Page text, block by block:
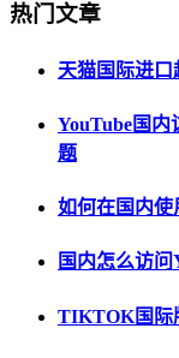
热门文章
天猫国际进
YouTube国内
题
如何在国内使
国内怎么访
TIKTOK国际